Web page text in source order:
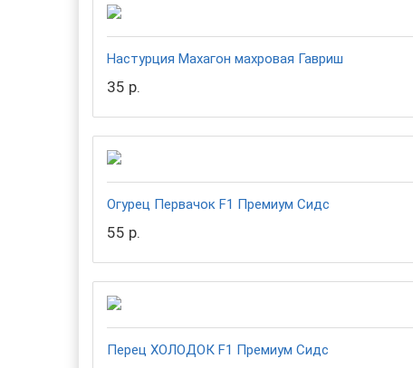
Настурция Махагон махровая Гавриш
35 р.
Огурец Первачок F1 Премиум Сидс
55 р.
Перец ХОЛОДОК F1 Премиум Сидс